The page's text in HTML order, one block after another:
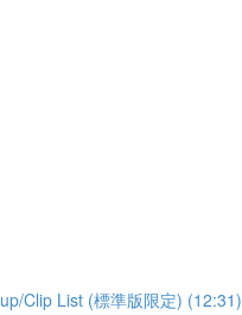
Clip List (標準版限定) (12:31)